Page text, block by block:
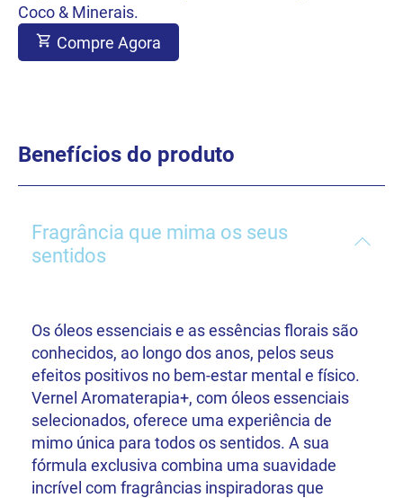
Coco & Minerais.
Compre Agora
Benefícios do produto
Fragrância que mima os seus
sentidos
Os óleos essenciais e as essências florais são
conhecidos, ao longo dos anos, pelos seus
efeitos positivos no bem-estar mental e físico.
Vernel Aromaterapia+, com óleos essenciais
selecionados, oferece uma experiência de
mimo única para todos os sentidos. A sua
fórmula exclusiva combina uma suavidade
incrível com fragrâncias inspiradoras que